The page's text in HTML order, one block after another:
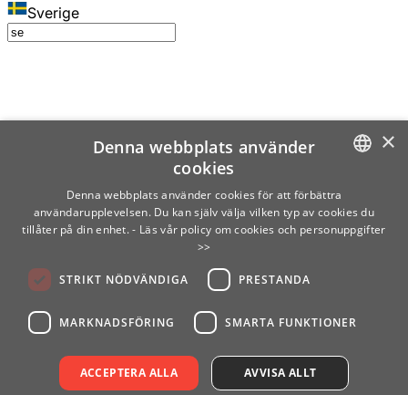
Sverige
SWEDISH
×
Denna webbplats använder
cookies
Denna webbplats använder cookies för att förbättra
användarupplevelsen. Du kan själv välja vilken typ av cookies du
tillåter på din enhet. - Läs vår policy om cookies och personuppgifter
>>
STRIKT NÖDVÄNDIGA PRESTANDA
MARKNADSFÖRING SMARTA FUNKTIONER
ACCEPTERA ALLA AVVISA ALLT